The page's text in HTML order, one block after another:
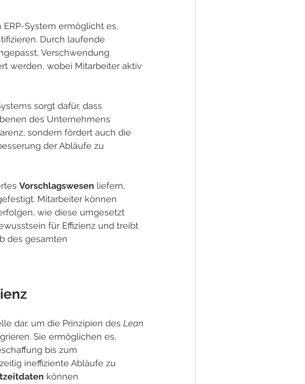
ERP-System ermöglicht es,
Durch laufende
Verschwendung
werden, wobei Mitarbeiter aktiv
sorgt dafür, dass
des Unternehmens
sondern fördert auch die
der Abläufe zu
Vorschlagswesen liefern,
Mitarbeiter können
wie diese umgesetzt
für Effizienz und treibt
des gesamten
dar, um die Prinzipien des Lean
Sie ermöglichen es,
bis zum
ineffiziente Abläufe zu
können